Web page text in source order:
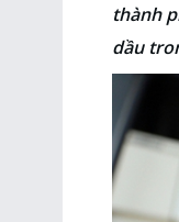
thành
dầu